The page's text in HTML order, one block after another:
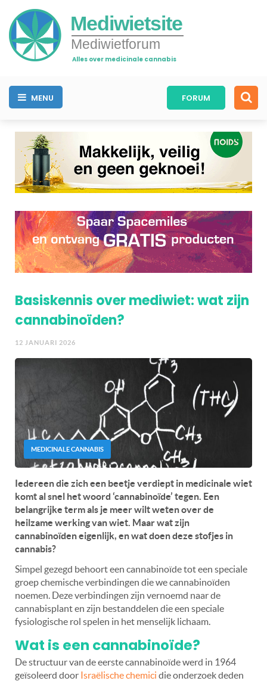
Mediwietsite
Mediwietforum
Alles over medicinale cannabis
MENU FORUM
Basiskennis over mediwiet: wat zijn
cannabinoïden?
12 JANUARI 2026
MEDICINALE CANNABIS
Iedereen die zich een beetje verdiept in medicinale wiet
komt al snel het woord ‘cannabinoïde’ tegen. Een
belangrijke term als je meer wilt weten over de
heilzame werking van wiet. Maar wat zijn
cannabinoïden eigenlijk, en wat doen deze stofjes in
cannabis?
Simpel gezegd behoort een cannabinoïde tot een speciale
groep chemische verbindingen die we cannabinoïden
noemen. Deze verbindingen zijn vernoemd naar de
cannabisplant en zijn bestanddelen die een speciale
fysiologische rol spelen in het menselijk lichaam.
Wat is een cannabinoïde?
De structuur van de eerste cannabinoïde werd in 1964
geïsoleerd door Israëlische chemici die onderzoek deden